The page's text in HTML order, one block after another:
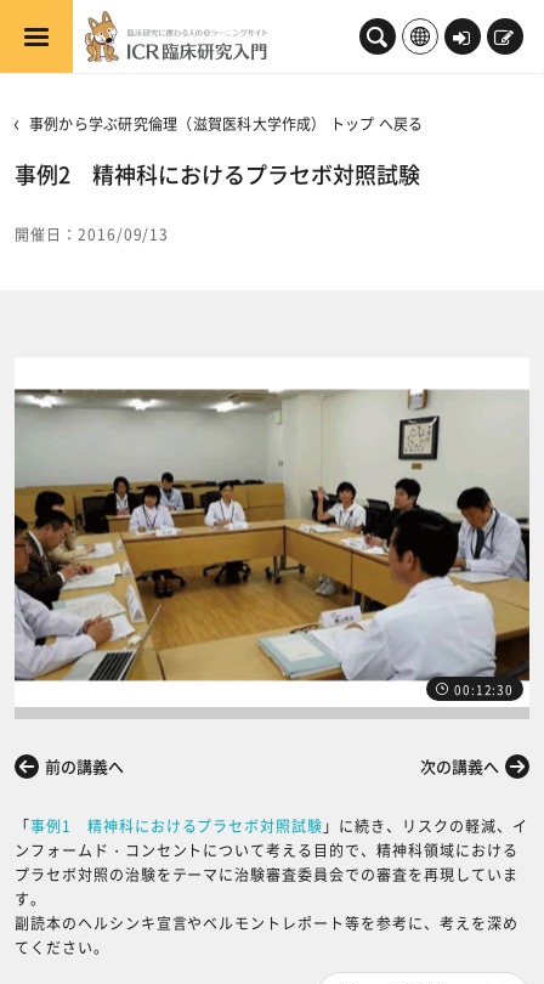
メインコンテンツへスキップする
ロ
新
事例から学ぶ研究倫理（滋賀医科大学作成） トップ へ戻る
事例2 精神科におけるプラセボ対照試験
開催日：2016/09/13
00:12:30
前の講義へ 次の講義へ
「事例1 精神科におけるプラセボ対照試験 」に続き、リスクの軽減、イ
ンフォームド・コンセントについて考える目的で、精神科領域における
プラセボ対照の治験をテーマに治験審査委員会での審査を再現していま
す。
副読本のヘルシンキ宣言やベルモントレポート等を参考に、考えを深め
てください。